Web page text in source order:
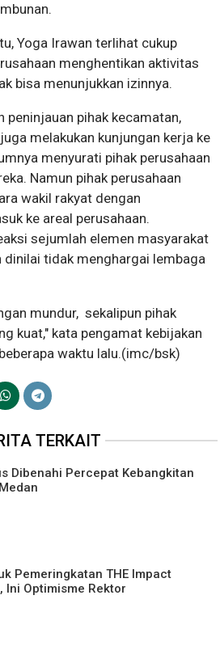
Yoga Irawan terlihat cukup
menghentikan aktivitas
bisa menunjukkan izinnya.
peninjauan pihak kecamatan,
melakukan kunjungan kerja ke
menyurati pihak perusahaan
Namun pihak perusahaan
wakil rakyat dengan
ke areal perusahaan.
sejumlah elemen masyarakat
dinilai tidak menghargai lembaga
mundur, sekalipun pihak
kuat," kata pengamat kebijakan
waktu lalu.(imc/bsk)
TERKAIT
Dibenahi Percepat Kebangkitan
Pemeringkatan THE Impact
Ini Optimisme Rektor